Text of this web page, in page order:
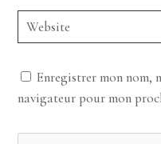
Enregistrer mon nom,
navigateur pour mon